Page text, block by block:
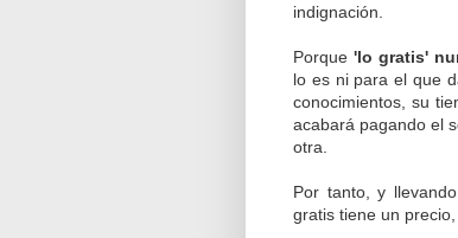
indignación.
Porque 'lo gratis'
lo es ni para el que
conocimientos, su
acabará pagando el
otra.
Por tanto, y
gratis tiene un